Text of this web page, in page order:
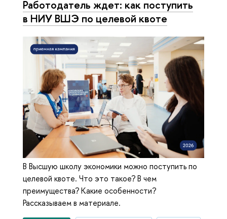
Работодатель ждет: как поступить
в НИУ ВШЭ по целевой квоте
В Высшую школу экономики можно поступить по
целевой квоте. Что это такое? В чем
преимущества? Какие особенности?
Рассказываем в материале.